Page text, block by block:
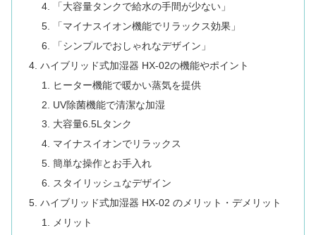
「大容量タンクで給水の手間が少ない」
「マイナスイオン機能でリラックス効果」
「シンプルでおしゃれなデザイン」
ハイブリッド式加湿器 HX-02の機能やポイント
ヒーター機能で暖かい蒸気を提供
UV除菌機能で清潔な加湿
大容量6.5Lタンク
マイナスイオンでリラックス
簡単な操作とお手入れ
スタイリッシュなデザイン
ハイブリッド式加湿器 HX-02 のメリット・デメリット
メリット